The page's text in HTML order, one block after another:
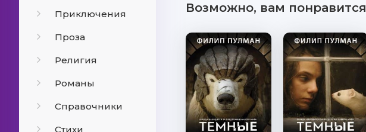
Приключения
Проза
Религия
Романы
Справочники
Стихи
Возможно, вам понравится